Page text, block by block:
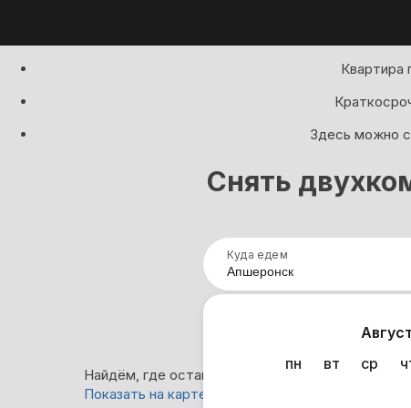
Квартира
Здесь можно
Снять
Куда едем
пн
вт ср
Найдём, где остановиться в Апшеронске: 1
Показать на карте